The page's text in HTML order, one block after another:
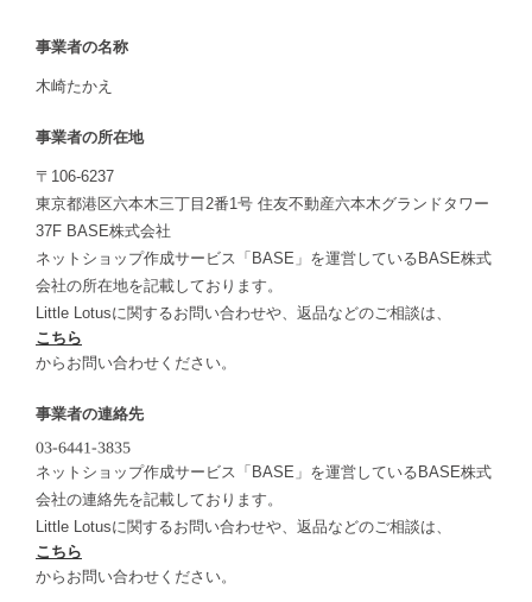
事業者の名称
木崎たかえ
事業者の所在地
〒106-6237
東京都港区六本木三丁目2番1号 住友不動産六本木グランドタワー
37F BASE株式会社
ネットショップ作成サービス「BASE」を運営しているBASE株式
会社の所在地を記載しております。
Little Lotusに関するお問い合わせや、返品などのご相談は、
こちら
からお問い合わせください。
事業者の連絡先
ネットショップ作成サービス「BASE」を運営しているBASE株式
会社の連絡先を記載しております。
Little Lotusに関するお問い合わせや、返品などのご相談は、
こちら
からお問い合わせください。